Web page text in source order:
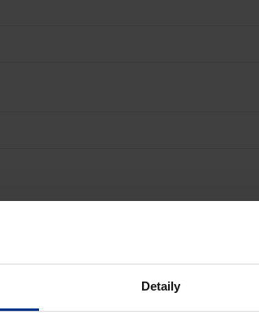
Detaily